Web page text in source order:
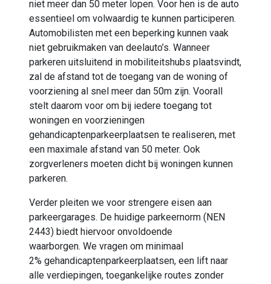
niet meer dan 50 meter lopen. Voor hen is de auto
essentieel om volwaardig te kunnen participeren.
Automobilisten met een beperking kunnen vaak
niet gebruikmaken van deelauto’s. Wanneer
parkeren uitsluitend in mobiliteitshubs plaatsvindt,
zal de afstand tot de toegang van de woning of
voorziening al snel meer dan 50m zijn. Voorall
stelt daarom voor om bij iedere toegang tot
woningen en voorzieningen
gehandicaptenparkeerplaatsen te realiseren, met
een maximale afstand van 50 meter. Ook
zorgverleners moeten dicht bij woningen kunnen
parkeren.
Verder pleiten we voor strengere eisen aan
parkeergarages. De huidige parkeernorm (NEN
2443) biedt hiervoor onvoldoende
waarborgen. We vragen om minimaal
2% gehandicaptenparkeerplaatsen, een lift naar
alle verdiepingen, toegankelijke routes zonder